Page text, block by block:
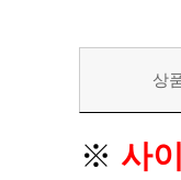
상
※ 사